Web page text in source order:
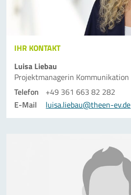
IHR KONTAKT
Luisa Liebau
Projektmanagerin Kommunikation
Telefon
+49 361 663 82 282
E-Mail
luisa.liebau@theen-ev.de